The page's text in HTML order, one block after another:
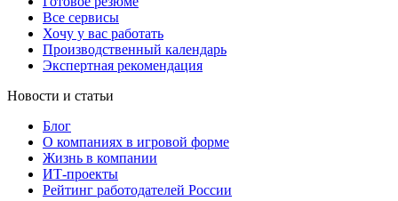
Все сервисы
Хочу у вас работать
Производственный календарь
Экспертная рекомендация
Новости и статьи
Блог
О компаниях в игровой форме
Жизнь в компании
ИТ-проекты
Рейтинг работодателей России